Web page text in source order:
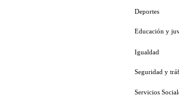
Deportes
Educación y
Igualdad
Seguridad y
Servicios